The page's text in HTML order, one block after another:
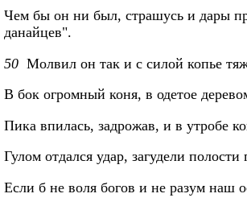
Чем бы он ни был, страшусь и дары
данайцев".
50 Молвил он так и с силой копье
В бок огромный коня, в одетое
Пика впилась, задрожав, и в утробе
Гулом отдался удар, загудели полости
Если б не воля богов и не разум наш